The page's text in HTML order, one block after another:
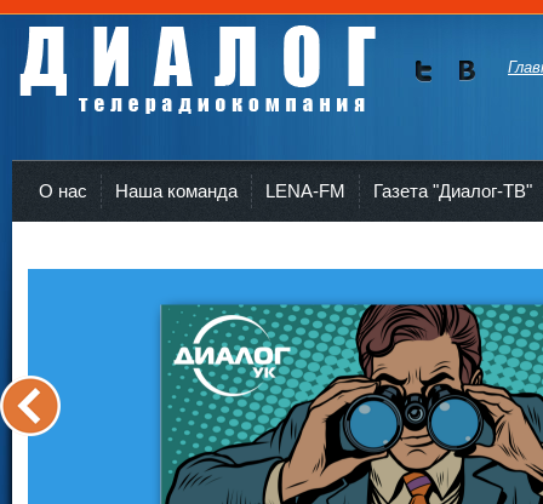
О нас Наша команда LENA-FM Газета "Диалог-ТВ"